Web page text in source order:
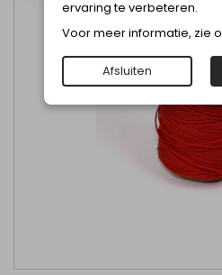
ervaring te verbeteren.
Voor meer informatie, zie
Afsluiten